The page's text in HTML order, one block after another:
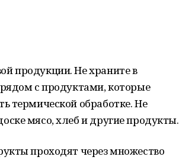
продукции. Не храните в
с продуктами, которые
термической обработке. Не
мясо, хлеб и другие продукты.
проходят через множество